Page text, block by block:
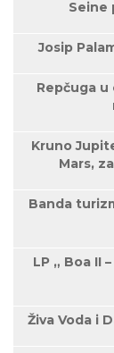
Seine
Josip
Repčuga u
Kruno
Mars,
Banda
LP „ Boa II
Živa Voda i